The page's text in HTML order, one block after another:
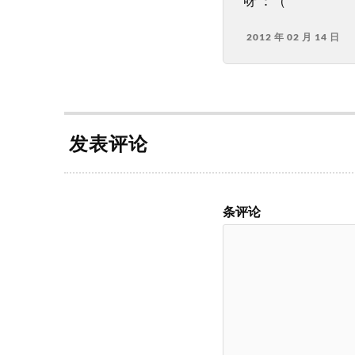
2012 年 02 月 14 日
发表评论
条评论